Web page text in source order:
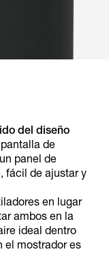
del diseño
de
panel de
fácil de ajustar y
en lugar
ambos en la
ideal dentro
el mostrador es